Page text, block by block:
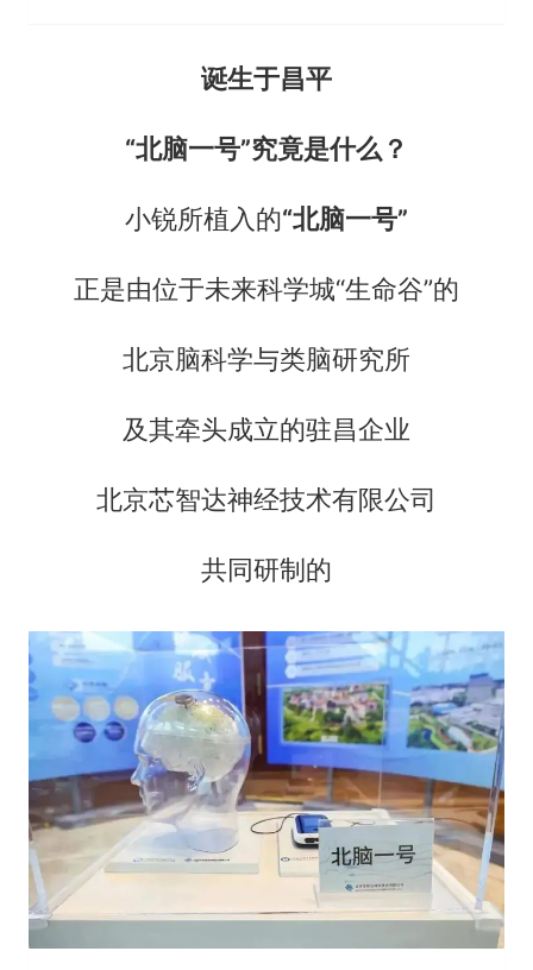
诞生于昌平
“北脑一号”究竟是什么？
小锐所植入的“北脑一号”
正是由位于未来科学城“生命谷”的
北京脑科学与类脑研究所
及其牵头成立的驻昌企业
北京芯智达神经技术有限公司
共同研制的